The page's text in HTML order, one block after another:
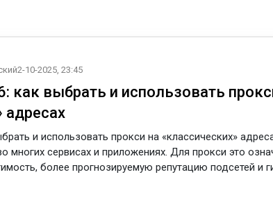
как
2-10-2025, 23:45
как выбрать и использовать
адресах
и использовать прокси на «классических»
многих сервисах и приложениях. Для прокси это
более прогнозируемую репутацию подсетей и
берут под задачи, и где купить стабильные
прокси-провайдеров и почему это важно IPv4